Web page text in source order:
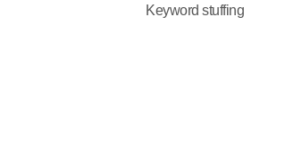
Keyword stuffing